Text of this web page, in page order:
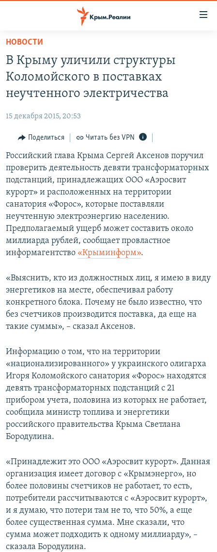
Вернуться
основному
содержанию
главной
навигации
Вернутся
поиску
СПЕЦПРОЕКТЫ
11 ЛЕТ ОККУПАЦИИ КРЫМА. 11 ИСТОРИЙ СОПРОТИВЛЕНИЯ
ЕЩЕ
ИНТЕРАКТИВ
ИНФОГРАФИКА
ТЕЛЕПРОЕКТ КРЫМ.РЕАЛИИ
СОВЕТЫ ПРАВОЗАЩИТНИКОВ
ПРОПАВШИЕ БЕЗ ВЕСТИ
ПОБЕДИТЕЛЕЙ НЕ СУДЯТ?
КРЫМ.НЕПОКОРЕННЫЙ
УКРАИНСКАЯ ПРОБЛЕМА КРЫМА
РАДІО СВОБОДА
КАК ОБОЙТИ БЛОКИРОВКУ
Українською
Qırımtatar
ПРИСОЕДИНЯЙТЕСЬ!
Все сайты RFE/RL
НОВОСТИ
В Крыму уличили структуры
Коломойского в поставках
неучтенного электричества
15 декабря 2015, 20:53
Поделиться Читать без VPN
Российский глава Крыма Сергей Аксенов поручил
проверить деятельность девяти трансформаторных
подстанций, принадлежащих ООО «Аэросвит
курорт» и расположенных на территории
санатория «Форос», которые поставляли
неучтенную электроэнергию населению.
Предполагаемый ущерб может составить около
миллиарда рублей, сообщает провластное
информагентство «Крыминформ».
«Выяснить, кто из должностных лиц, я имею в виду
энергетиков на месте, обеспечивал работу
конкретного блока. Почему не было известно, что
без счетчиков производится поставка, да еще на
такие суммы», – сказал Аксенов.
Информацию о том, что на территории
«национализированного» у украинского олигарха
Игоря Коломойского санатория «Форос» находятся
девять трансформаторных подстанций с 21
прибором учета, половина из которых не работает,
сообщила министр топлива и энергетики
российского правительства Крыма Светлана
Бородулина.
«Принадлежит это ООО «Аэросвит курорт». Данная
организация имеет договор с «Крымэнерго», но
более половины счетчиков не работает, то есть,
потребители рассчитываются с «Аэросвит курорт»,
и я думаю, что потери там не то, что 50%, а еще
более существенная сумма. Мне сказали, что
сумма может подходить к одному миллиарду», –
сказала Бородулина.